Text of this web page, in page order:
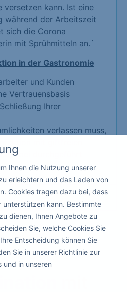
versetzen kann. Ist eine
während der Arbeitszeit
sich die Corona
mit Sprühmitteln an.´
in der Gastronomie
und Kunden
Vertrauensbasis
Ihrer
verlassen muss,
durchgeführt
Ihnen die Nutzung unserer
erleichtern und das Laden von
Cookies tragen dazu bei, dass
unterstützen kann. Bestimmte
dienen, Ihnen Angebote zu
Sie, welche Cookies Sie
Entscheidung können Sie
Sie in unserer Richtlinie zur
und in unseren